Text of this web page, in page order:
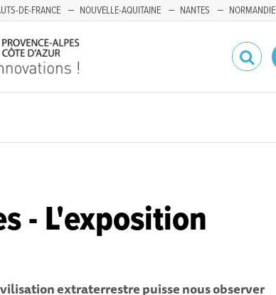
DE-FRANCE NOUVELLE-AQUITAINE NANTES NORMANDIE
- L'exposition
extraterrestre puisse nous observer